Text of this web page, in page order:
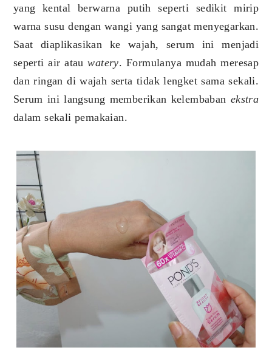
yang kental berwarna putih seperti sedikit mirip
warna susu dengan wangi yang sangat menyegarkan.
Saat diaplikasikan ke wajah, serum ini menjadi
seperti air atauwatery. Formulanya mudah meresap
dan ringan di wajah serta tidak lengket sama sekali.
Serum ini langsung memberikan kelembaban ekstra
dalam sekali pemakaian.